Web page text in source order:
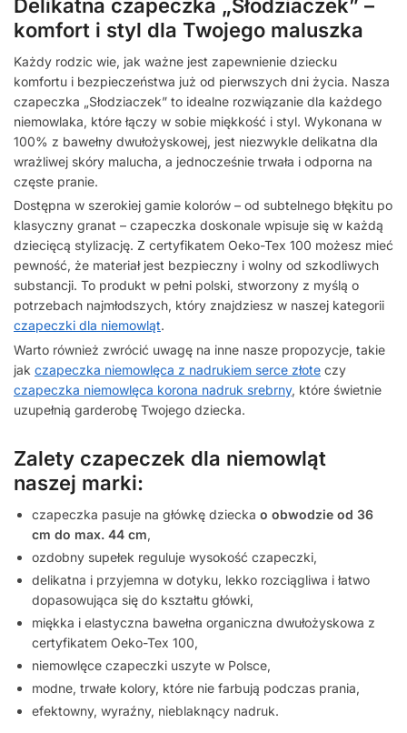
Delikatna czapeczka „Słodziaczek” –
komfort i styl dla Twojego maluszka
Każdy rodzic wie, jak ważne jest zapewnienie dziecku
komfortu i bezpieczeństwa już od pierwszych dni życia. Nasza
czapeczka „Słodziaczek” to idealne rozwiązanie dla każdego
niemowlaka, które łączy w sobie miękkość i styl. Wykonana w
100% z bawełny dwułożyskowej, jest niezwykle delikatna dla
wrażliwej skóry malucha, a jednocześnie trwała i odporna na
częste pranie.
Dostępna w szerokiej gamie kolorów – od subtelnego błękitu po
klasyczny granat – czapeczka doskonale wpisuje się w każdą
dziecięcą stylizację. Z certyfikatem Oeko-Tex 100 możesz mieć
pewność, że materiał jest bezpieczny i wolny od szkodliwych
substancji. To produkt w pełni polski, stworzony z myślą o
potrzebach najmłodszych, który znajdziesz w naszej kategorii
czapeczki dla niemowląt.
Warto również zwrócić uwagę na inne nasze propozycje, takie
jak czapeczka niemowlęca z nadrukiem serce złote czy
czapeczka niemowlęca korona nadruk srebrny, które świetnie
uzupełnią garderobę Twojego dziecka.
Zalety czapeczek dla niemowląt
naszej marki:
czapeczka pasuje na główkę dziecka o obwodzie od 36
cm do max. 44 cm,
ozdobny supełek reguluje wysokość czapeczki,
delikatna i przyjemna w dotyku, lekko rozciągliwa i łatwo
dopasowująca się do kształtu główki,
miękka i elastyczna bawełna organiczna dwułożyskowa z
certyfikatem Oeko-Tex 100,
niemowlęce czapeczki uszyte w Polsce,
modne, trwałe kolory, które nie farbują podczas prania,
efektowny, wyraźny, nieblaknący nadruk.